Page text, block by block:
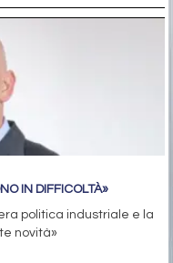
IN DIFFICOLTÀ»
politica industriale e la
novità»